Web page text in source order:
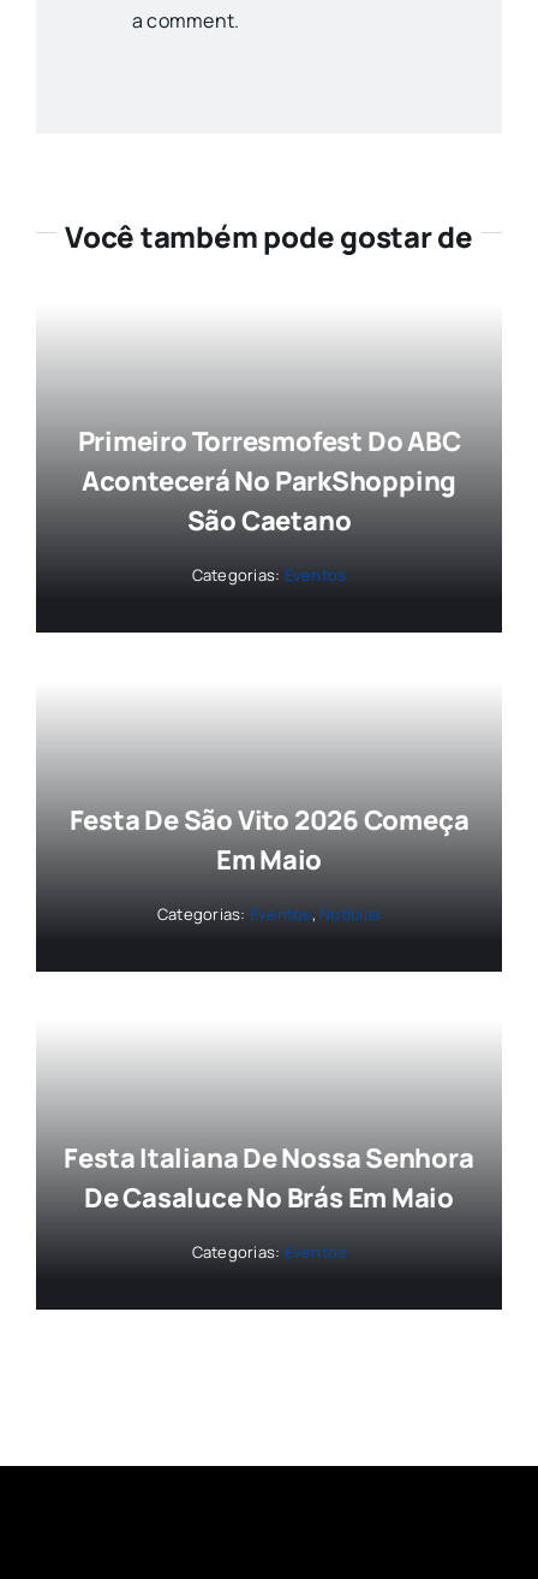
a comment.
Você também pode gostar de
Primeiro Torresmofest Do ABC
Acontecerá No ParkShopping
São Caetano
Categorias: Eventos
Festa De São Vito 2026 Começa
Em Maio
Categorias: Eventos, Notícias
Festa Italiana De Nossa Senhora
De Casaluce No Brás Em Maio
Categorias: Eventos